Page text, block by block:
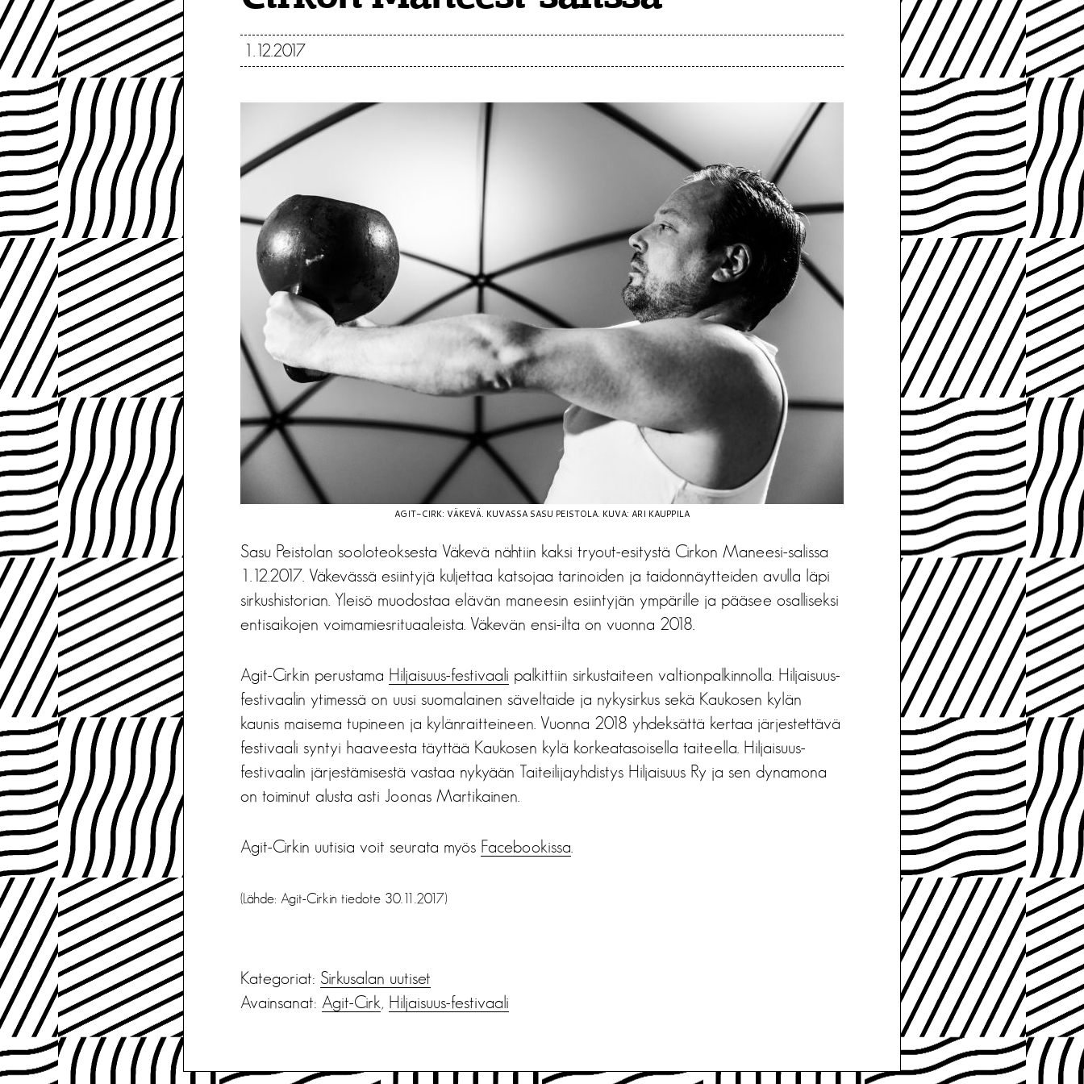
1.12.2017
AGIT-CIRK: VÄKEVÄ. KUVASSA SASU PEISTOLA. KUVA: ARI KAUPPILA
Sasu Peistolan sooloteoksesta Väkevä nähtiin kaksi tryout-esitystä Cirkon Maneesi-salissa
1.12.2017. Väkevässä esiintyjä kuljettaa katsojaa tarinoiden ja taidonnäytteiden avulla läpi
sirkushistorian. Yleisö muodostaa elävän maneesin esiintyjän ympärille ja pääsee osalliseksi
entisaikojen voimamiesrituaaleista. Väkevän ensi-ilta on vuonna 2018.
Agit-Cirkin perustama Hiljaisuus-festivaali palkittiin sirkustaiteen valtionpalkinnolla. Hiljaisuus-
festivaalin ytimessä on uusi suomalainen säveltaide ja nykysirkus sekä Kaukosen kylän
kaunis maisema tupineen ja kylänraitteineen. Vuonna 2018 yhdeksättä kertaa järjestettävä
festivaali syntyi haaveesta täyttää Kaukosen kylä korkeatasoisella taiteella. Hiljaisuus-
festivaalin järjestämisestä vastaa nykyään Taiteilijayhdistys Hiljaisuus Ry ja sen dynamona
on toiminut alusta asti Joonas Martikainen.
Agit-Cirkin uutisia voit seurata myös Facebookissa
(Lähde: Agit-Cirkin tiedote 30.11.2017)
Kategoriat: Sirkusalan uutiset
Avainsanat: Agit-Cirk, Hiljaisuus-festivaali